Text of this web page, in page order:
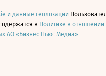
и данные геолокации
в Политике в отношении
АО «Бизнес Ньюс Медиа»